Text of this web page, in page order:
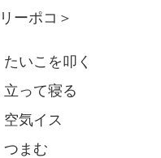
ーポコ＞
いこを叩く
って寝る
気イス
まむ